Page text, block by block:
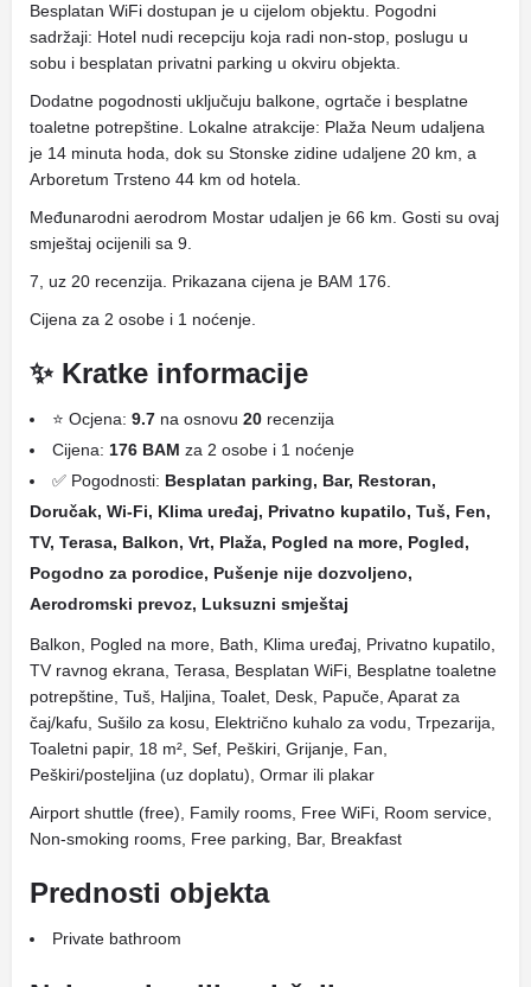
Besplatan WiFi dostupan je u cijelom objektu. Pogodni
sadržaji: Hotel nudi recepciju koja radi non-stop, poslugu u
sobu i besplatan privatni parking u okviru objekta.
Dodatne pogodnosti uključuju balkone, ogrtače i besplatne
toaletne potrepštine. Lokalne atrakcije: Plaža Neum udaljena
je 14 minuta hoda, dok su Stonske zidine udaljene 20 km, a
Arboretum Trsteno 44 km od hotela.
Međunarodni aerodrom Mostar udaljen je 66 km. Gosti su ovaj
smještaj ocijenili sa 9.
7, uz 20 recenzija. Prikazana cijena je BAM 176.
Cijena za 2 osobe i 1 noćenje.
✨ Kratke informacije
⭐ Ocjena: 9.7 na osnovu 20 recenzija
Cijena: 176 BAM za 2 osobe i 1 noćenje
✅ Pogodnosti: Besplatan parking, Bar, Restoran,
Doručak, Wi-Fi, Klima uređaj, Privatno kupatilo, Tuš, Fen,
TV, Terasa, Balkon, Vrt, Plaža, Pogled na more, Pogled,
Pogodno za porodice, Pušenje nije dozvoljeno,
Aerodromski prevoz, Luksuzni smještaj
Balkon, Pogled na more, Bath, Klima uređaj, Privatno kupatilo,
TV ravnog ekrana, Terasa, Besplatan WiFi, Besplatne toaletne
potrepštine, Tuš, Haljina, Toalet, Desk, Papuče, Aparat za
čaj/kafu, Sušilo za kosu, Električno kuhalo za vodu, Trpezarija,
Toaletni papir, 18 m², Sef, Peškiri, Grijanje, Fan,
Peškiri/posteljina (uz doplatu), Ormar ili plakar
Airport shuttle (free), Family rooms, Free WiFi, Room service,
Non-smoking rooms, Free parking, Bar, Breakfast
Prednosti objekta
Private bathroom